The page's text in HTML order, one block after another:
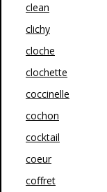
clean
clichy
cloche
clochette
coccinelle
cochon
cocktail
coeur
coffret